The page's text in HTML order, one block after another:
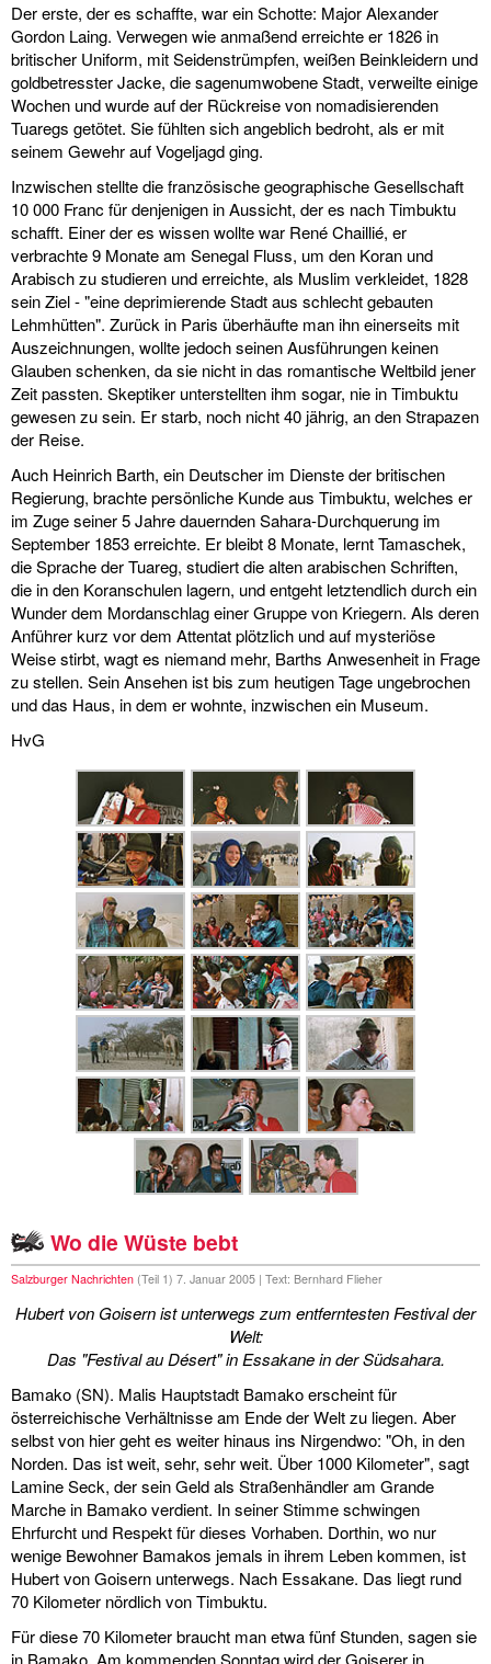
Der erste, der es schaffte, war ein Schotte: Major Alexander
Gordon Laing. Verwegen wie anmaßend erreichte er 1826 in
britischer Uniform, mit Seidenstrümpfen, weißen Beinkleidern und
goldbetresster Jacke, die sagenumwobene Stadt, verweilte einige
Wochen und wurde auf der Rückreise von nomadisierenden
Tuaregs getötet. Sie fühlten sich angeblich bedroht, als er mit
seinem Gewehr auf Vogeljagd ging.
Inzwischen stellte die französische geographische Gesellschaft
10 000 Franc für denjenigen in Aussicht, der es nach Timbuktu
schafft. Einer der es wissen wollte war René Chaillié, er
verbrachte 9 Monate am Senegal Fluss, um den Koran und
Arabisch zu studieren und erreichte, als Muslim verkleidet, 1828
sein Ziel - "eine deprimierende Stadt aus schlecht gebauten
Lehmhütten". Zurück in Paris überhäufte man ihn einerseits mit
Auszeichnungen, wollte jedoch seinen Ausführungen keinen
Glauben schenken, da sie nicht in das romantische Weltbild jener
Zeit passten. Skeptiker unterstellten ihm sogar, nie in Timbuktu
gewesen zu sein. Er starb, noch nicht 40 jährig, an den Strapazen
der Reise.
Auch Heinrich Barth, ein Deutscher im Dienste der britischen
Regierung, brachte persönliche Kunde aus Timbuktu, welches er
im Zuge seiner 5 Jahre dauernden Sahara-Durchquerung im
September 1853 erreichte. Er bleibt 8 Monate, lernt Tamaschek,
die Sprache der Tuareg, studiert die alten arabischen Schriften,
die in den Koranschulen lagern, und entgeht letztendlich durch ein
Wunder dem Mordanschlag einer Gruppe von Kriegern. Als deren
Anführer kurz vor dem Attentat plötzlich und auf mysteriöse
Weise stirbt, wagt es niemand mehr, Barths Anwesenheit in Frage
zu stellen. Sein Ansehen ist bis zum heutigen Tage ungebrochen
und das Haus, in dem er wohnte, inzwischen ein Museum.
HvG
Wo die Wüste bebt
Salzburger Nachrichten (Teil 1) 7. Januar 2005 | Text: Bernhard Flieher
Hubert von Goisern ist unterwegs zum entferntesten Festival der
Welt:
Das "Festival au Désert" in Essakane in der Südsahara.
Bamako (SN). Malis Hauptstadt Bamako erscheint für
österreichische Verhältnisse am Ende der Welt zu liegen. Aber
selbst von hier geht es weiter hinaus ins Nirgendwo: "Oh, in den
Norden. Das ist weit, sehr, sehr weit. Über 1000 Kilometer", sagt
Lamine Seck, der sein Geld als Straßenhändler am Grande
Marche in Bamako verdient. In seiner Stimme schwingen
Ehrfurcht und Respekt für dieses Vorhaben. Dorthin, wo nur
wenige Bewohner Bamakos jemals in ihrem Leben kommen, ist
Hubert von Goisern unterwegs. Nach Essakane. Das liegt rund
70 Kilometer nördlich von Timbuktu.
Für diese 70 Kilometer braucht man etwa fünf Stunden, sagen sie
in Bamako. Am kommenden Sonntag wird der Goiserer in